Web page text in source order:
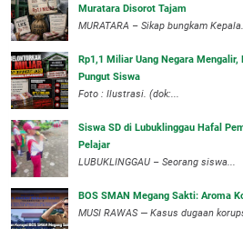
Muratara Disorot Tajam
‎MURATARA – Sikap bungkam
‎Rp1,1 Miliar Uang Negara
Pungut Siswa
Foto : Ilustrasi. (dok:...
Siswa SD di Lubuklinggau Hafal
Pelajar
LUBUKLINGGAU – Seorang siswa...
BOS SMAN Megang Sakti: Aroma
MUSI RAWAS — Kasus dugaan